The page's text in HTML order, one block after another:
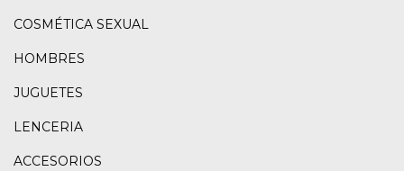
COSMÉTICA SEXUAL
HOMBRES
JUGUETES
LENCERIA
ACCESORIOS